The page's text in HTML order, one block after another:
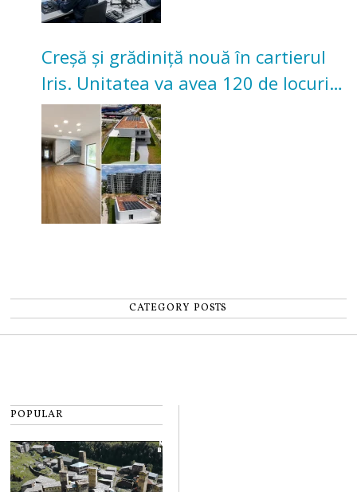
Creșă și grădiniță nouă în cartierul
Iris. Unitatea va avea 120 de locuri
pentru copii
CATEGORY POSTS
POPULAR